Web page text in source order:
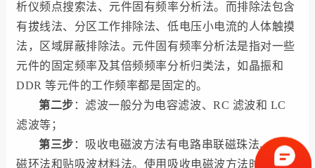
析仪频点搜索法、元件固有频率分析法。而排除法包含
有拔线法、分区工作排除法、低电压小电流的人体触摸
法，区域屏蔽排除法。元件固有频率分析法是指对一些
元件的固定频率及其倍频频率分析归类法，如晶振和
DDR 等元件的工作频率都是固定的。
第二步 ：滤波一般分为电容滤波、RC 滤波和 LC
滤波等；
第三步 ：吸收电磁波方法有电路串联磁珠法、绕穿
磁环法和贴吸波材料法。使用吸收电磁波方法时要特别